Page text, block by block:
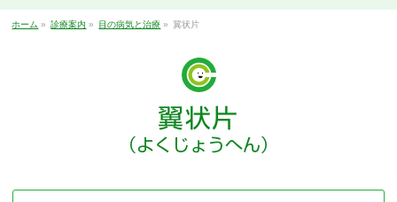
ホーム » 診療案内 » 目の病気と治療 » 翼状片
翼状片
（よくじょうへん）